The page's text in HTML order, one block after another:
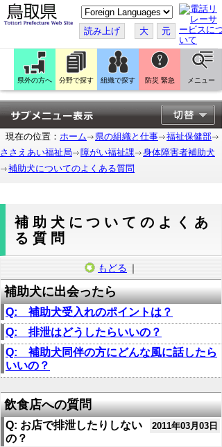
こ
の
ペ
ー
ジ
翻
訳
す
る
読み上げ 大 元
県外の方へ 分野で探す 組織で探す 防災 緊急 メニュー
現在の位置： ホーム 県の組織と仕事
福祉保健部
ささえあい福祉局
障がい福祉課
身体障害者補助犬
補助犬についてのよくある質問
補助犬についてのよくあ
る質問
もどる ｜
補助犬に出会ったら
Q: 補助犬受入れのポイントは？
Q: 排泄はどうしたらいいの？
Q: 補助犬同伴の方にどんな風に話したら
いいの？
飲食店への質問
2011年03月03日
Q: お店で排泄したりしない
の？